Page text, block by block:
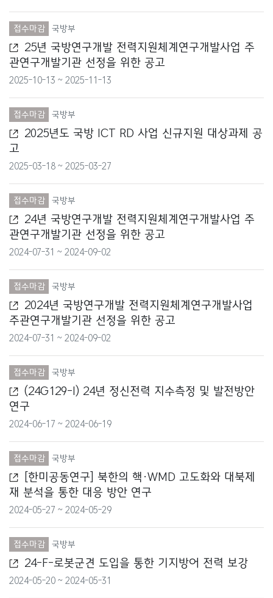
국토교통부
문화재청
문화체육관광부
방위사업청
농림축산식품부
다부처
보건복지부
산업통상자원부
소방청
식품의약품안전처
여성가족부
외교부
원자력안전위원회
접수마감 국방부
25년 국방연구개발 전력지원체계연구개발사업 주
관연구개발기관 선정을 위한 공고
2025-10-13 ~ 2025-11-13
접수마감 국방부
2025년도 국방 ICT RD 사업 신규지원 대상과제 공
고
2025-03-18 ~ 2025-03-27
접수마감 국방부
24년 국방연구개발 전력지원체계연구개발사업 주
관연구개발기관 선정을 위한 공고
2024-07-31 ~ 2024-09-02
접수마감 국방부
2024년 국방연구개발 전력지원체계연구개발사업
주관연구개발기관 선정을 위한 공고
2024-07-31 ~ 2024-09-02
접수마감 국방부
(24G129-I) 24년 정신전력 지수측정 및 발전방안
연구
2024-06-17 ~ 2024-06-19
접수마감 국방부
[한미공동연구] 북한의 핵·WMD 고도화와 대북제
재 분석을 통한 대응 방안 연구
2024-05-27 ~ 2024-05-29
접수마감 국방부
24-F-로봇군견 도입을 통한 기지방어 전력 보강
2024-05-20 ~ 2024-05-31